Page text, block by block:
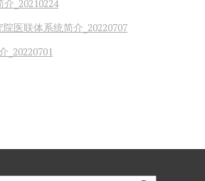
_20210224
医联体系统简介_20220707
_20220701